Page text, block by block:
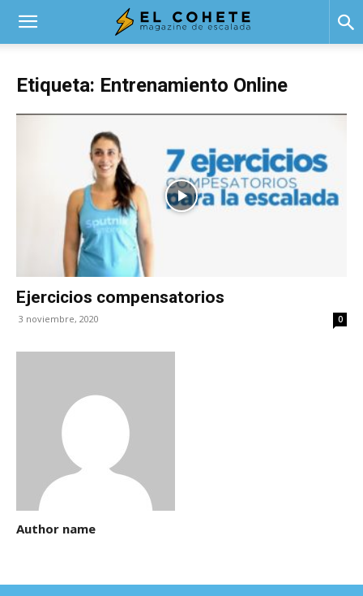
Cohete
Etiqueta: Entrenamiento Online
Ejercicios compensatorios
3 noviembre, 2020 0
Author name